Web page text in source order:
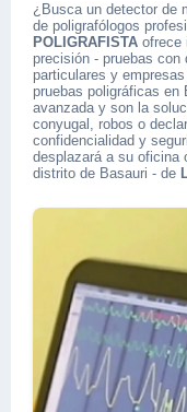
¿Busca un detector de
de poligrafólogos
POLIGRAFISTA ofrece
precisión - pruebas
particulares y
pruebas poligráficas
avanzada y son la
conyugal, robos o
confidencialidad y
desplazará a su oficina
distrito de Basauri - de